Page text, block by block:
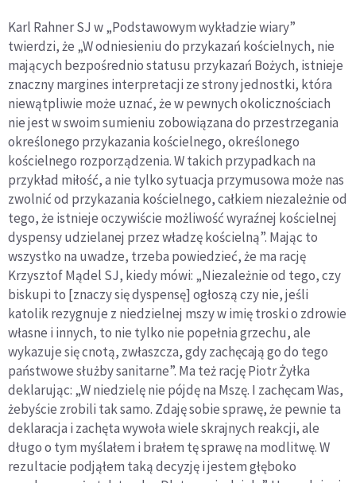
Karl Rahner SJ w „Podstawowym wykładzie wiary”
twierdzi, że „W odniesieniu do przykazań kościelnych, nie
mających bezpośrednio statusu przykazań Bożych, istnieje
znaczny margines interpretacji ze strony jednostki, która
niewątpliwie może uznać, że w pewnych okolicznościach
nie jest w swoim sumieniu zobowiązana do przestrzegania
określonego przykazania kościelnego, określonego
kościelnego rozporządzenia. W takich przypadkach na
przykład miłość, a nie tylko sytuacja przymusowa może nas
zwolnić od przykazania kościelnego, całkiem niezależnie od
tego, że istnieje oczywiście możliwość wyraźnej kościelnej
dyspensy udzielanej przez władzę kościelną”. Mając to
wszystko na uwadze, trzeba powiedzieć, że ma rację
Krzysztof Mądel SJ, kiedy mówi: „Niezależnie od tego, czy
biskupi to [znaczy się dyspensę] ogłoszą czy nie, jeśli
katolik rezygnuje z niedzielnej mszy w imię troski o zdrowie
własne i innych, to nie tylko nie popełnia grzechu, ale
wykazuje się cnotą, zwłaszcza, gdy zachęcają go do tego
państwowe służby sanitarne”. Ma też rację Piotr Żyłka
deklarując: „W niedzielę nie pójdę na Mszę. I zachęcam Was,
żebyście zrobili tak samo. Zdaję sobie sprawę, że pewnie ta
deklaracja i zachęta wywoła wiele skrajnych reakcji, ale
długo o tym myślałem i brałem tę sprawę na modlitwę. W
rezultacie podjąłem taką decyzję i jestem głęboko